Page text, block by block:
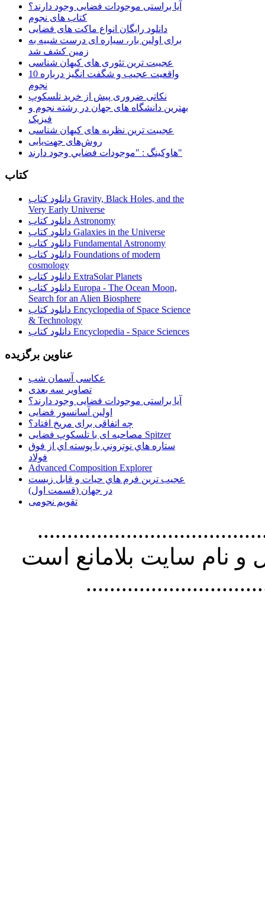
آیا براستی موجودات فضایی وجود دارند؟
کتاب های نجوم
دانلود رایگان انواع ماکت های فضایی
برای اولین بار، سیاره ای درست شبیه به
زمین کشف شد
عجیبت ترین تئوری های کیهان شناسی
10 واقعیت عجیب و شگفت انگیز درباره
نجوم
نکاتی ضروری پیش از خرید تلسکوپ
بهترین دانشگاه های جهان در رشته نجوم و
فیزیک
عجیبت ترین نظریه های کیهان شناسی
روش‌های جهت‌یابی
هاوكينگ : "موجودات فضايي وجود دارند"
کتاب
دانلود کتاب Gravity, Black Holes, and the
Very Early Universe
دانلود کتاب Astronomy
دانلود کتاب Galaxies in the Universe
دانلود کتاب Fundamental Astronomy
دانلود کتاب Foundations of modern
cosmology
دانلود کتاب ExtraSolar Planets
دانلود کتاب Europa - The Ocean Moon,
Search for an Alien Biosphere
دانلود کتاب Encyclopedia of Space Science
& Technology
دانلود کتاب Encyclopedia - Space Sciences
عناوین برگزیده
عکاسی آسمان شب
تصاویر سه بعدی
آیا براستی موجودات فضایی وجود دارند؟
اولین آسانسور فضایی
چه اتفاقی برای مریخ افتاد؟
مصاحبه ای با تلسکوپ فضایی Spitzer
ستاره هاي نوتروني با پوسته اي از فوق
فولاد
Advanced Composition Explorer
عجیب ترین فرم هاي حيات و قابل زيست
در جهان (قسمت اول)
تقویم نجومی
استفاده از
نام سايت بلامانع است